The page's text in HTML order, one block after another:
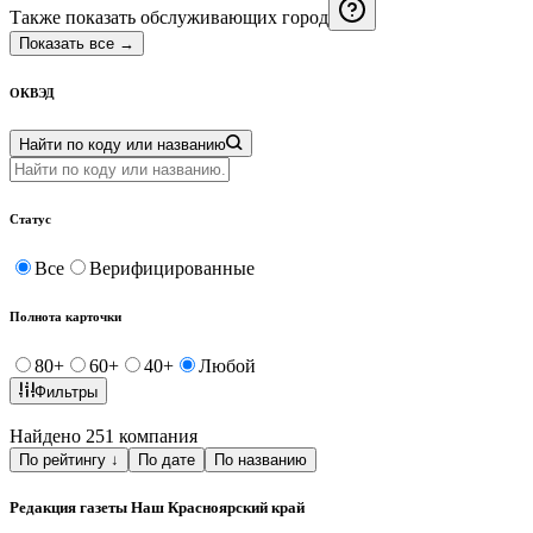
Также показать обслуживающих город
Показать все →
ОКВЭД
Найти по коду или названию
Статус
Все Верифицированные
Полнота карточки
80+ 60+ 40+ Любой
Фильтры
Найдено 251 компания
По рейтингу ↓ По дате По названию
Редакция газеты Наш Красноярский край